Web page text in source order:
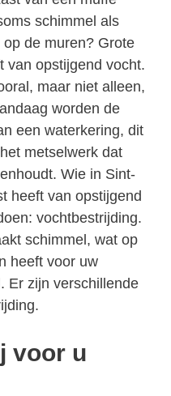
schimmel als
de muren? Grote
van opstijgend vocht.
maar niet alleen,
worden de
een waterkering, dit
metselwerk dat
Wie in Sint-
heeft van opstijgend
vochtbestrijding.
schimmel, wat op
heeft voor uw
Er zijn verschillende
voor u